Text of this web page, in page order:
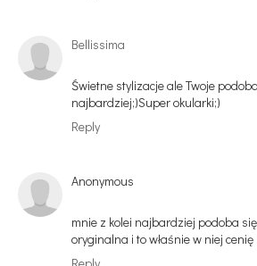
Bellissima
Świetne stylizacje ale Twoje
najbardziej;)Super okularki;)
Reply
Anonymous
mnie z kolei najbardziej podoba
oryginalna i to właśnie w niej cenię .